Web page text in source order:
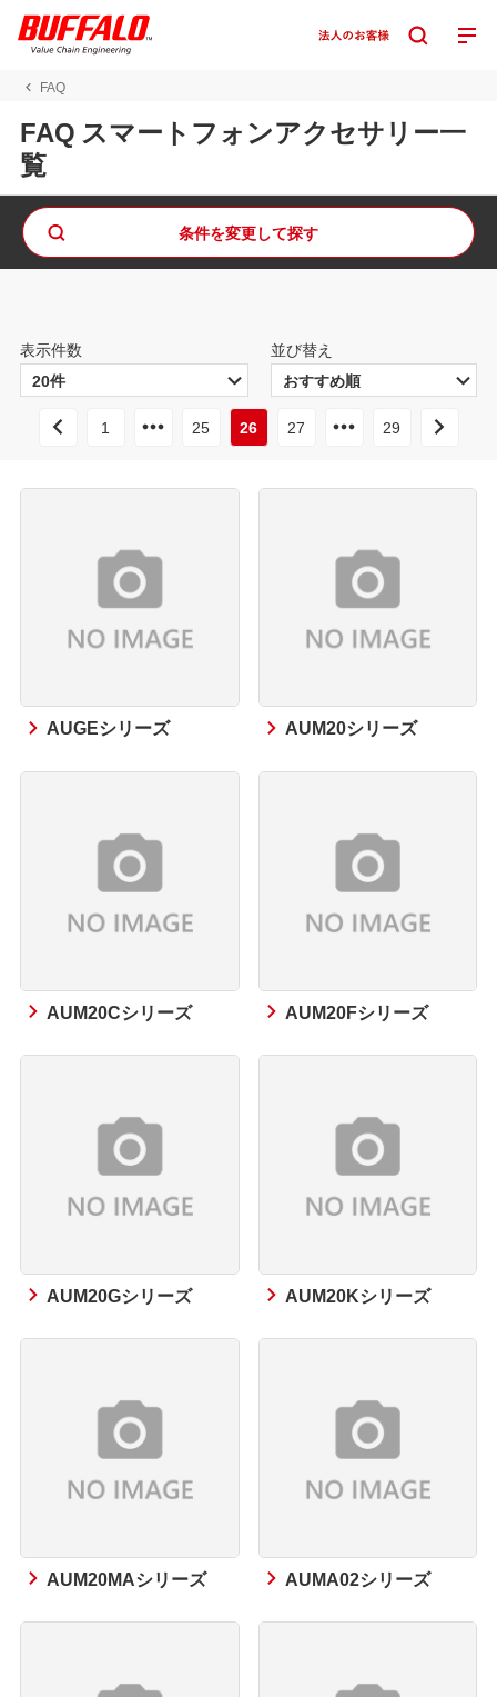
FAQ
FAQ スマートフォンアクセサリー一
覧
条件を変更して探す
表示件数 並び替え
1 25 26 27 29
AUGEシリーズ AUM20シリーズ
AUM20Cシリーズ AUM20Fシリーズ
AUM20Gシリーズ AUM20Kシリーズ
AUM20MAシリーズ AUMA02シリーズ